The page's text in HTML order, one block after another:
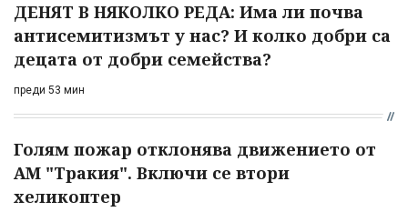
ДЕНЯТ В НЯКОЛКО РЕДА: Има ли почва
антисемитизмът у нас? И колко добри са
децата от добри семейства?
преди 53 мин
Голям пожар отклонява движението от
АМ "Тракия". Включи се втори
хеликоптер